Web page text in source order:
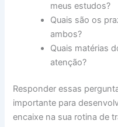
meus estudos?
Quais são os
ambos?
Quais matérias
atenção?
Responder essas
importante para
encaixe na sua rotina de